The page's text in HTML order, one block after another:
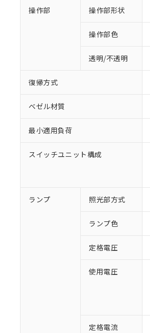
操作部 操作部形状
操作部色
透明/不透明
復帰方式
ベゼル材質
最小適用負荷
スイッチユニット構成
ランプ 照光部方式
ランプ色
定格電圧
使用電圧
定格電流